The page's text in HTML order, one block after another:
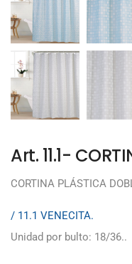
Art. 11.1-
CORTINA PLÁSTICA
/ 11.1 VENECITA.
Unidad por bulto: 18/36..